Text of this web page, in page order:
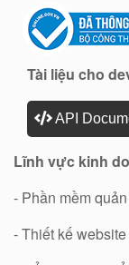
Tài liệu cho
API
Lĩnh vực kinh
- Phần mềm
- Thiết kế website